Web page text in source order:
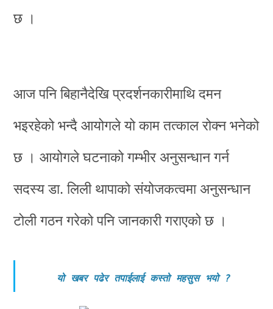
छ ।
आज पनि बिहानैदेखि प्रदर्शनकारीमाथि दमन
भइरहेको भन्दै आयोगले यो काम तत्काल रोक्न भनेको
छ । आयोगले घटनाको गम्भीर अनुसन्धान गर्न
सदस्य डा. लिली थापाको संयोजकत्वमा अनुसन्धान
टोली गठन गरेको पनि जानकारी गराएको छ ।
यो खबर पढेर तपाईलाई कस्तो महसुस भयो?